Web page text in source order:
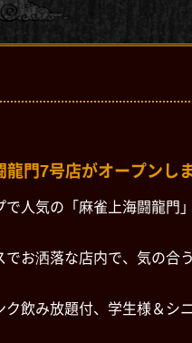
門7号店がオープンしま
人気の「麻雀上海闘龍門
お洒落な店内で、気の合
飲み放題付、学生様＆シ